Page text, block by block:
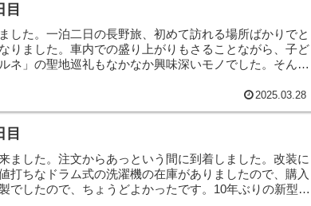
した。一泊二日の長野旅、初めて訪れる場所ばかりでと
りました。車内での盛り上がりもさることながら、子ど
ネ」の聖地巡礼もなかなか興味深いモノでした。そんな
2025.03.28
ました。注文からあっという間に到着しました。改装に
打ちなドラム式の洗濯機の在庫がありましたので、購入
でしたので、ちょうどよかったです。10年ぶりの新型